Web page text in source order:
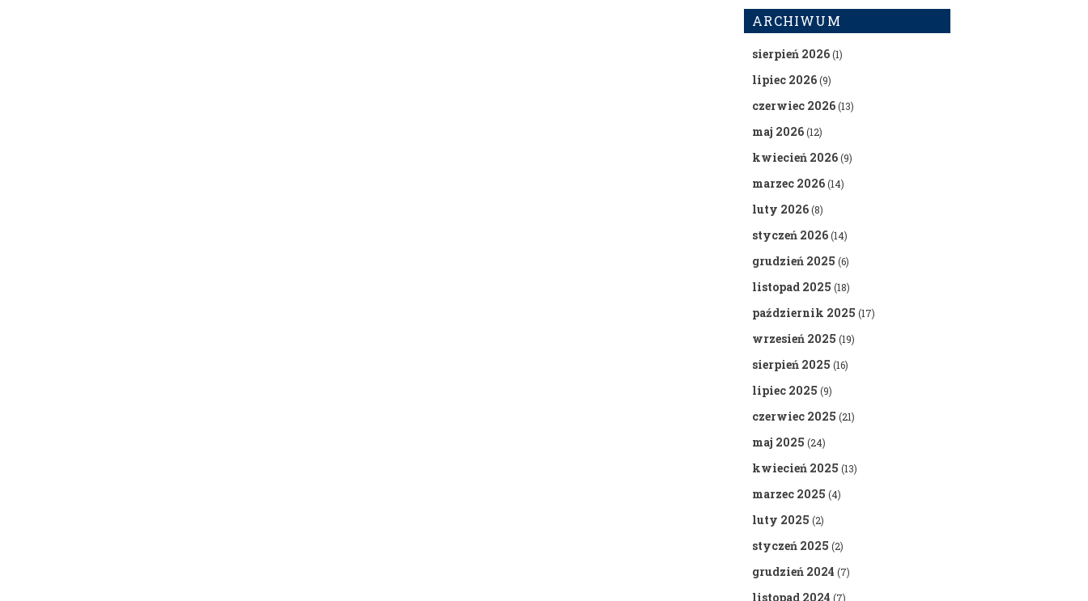
ARCHIWUM
sierpień 2026(1)
lipiec 2026(9)
czerwiec 2026(13)
maj 2026(12)
kwiecień 2026(9)
marzec 2026(14)
luty 2026(8)
styczeń 2026(14)
grudzień 2025 (6)
listopad 2025 (18)
październik 2025 (17)
wrzesień 2025 (19)
sierpień 2025 (16)
lipiec 2025 (9)
czerwiec 2025 (21)
maj 2025 (24)
kwiecień 2025 (13)
marzec 2025 (4)
luty 2025 (2)
styczeń 2025 (2)
grudzień 2024 (7)
listopad 2024 (7)